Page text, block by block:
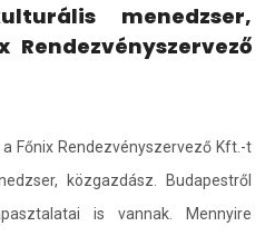
menedzser,
Rendezvényszervező
Főnix Rendezvényszervező Kft.-t
közgazdász. Budapestről
is vannak. Mennyire